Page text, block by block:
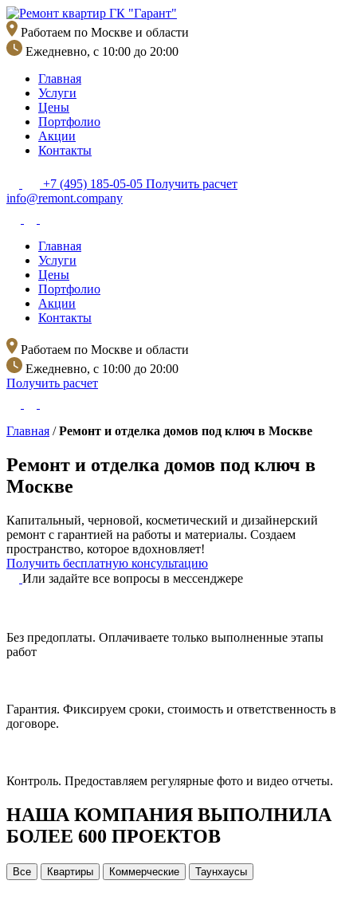
Перейти
к
содержимому
Работаем по Москве и области
Ежедневно, с 10:00 до 20:00
Главная
Услуги
Цены
Портфолио
Акции
Контакты
+7 (495) 185-05-05 Получить расчет
info@remont.company
Главная
Услуги
Цены
Портфолио
Акции
Контакты
Работаем по Москве и области
Ежедневно, с 10:00 до 20:00
Получить расчет
Главная /Ремонт и отделка домов под ключ в Москве
Ремонт и отделка домов под ключ в
Москве
Капитальный, черновой, косметический и дизайнерский
ремонт с гарантией на работы и материалы. Создаем
пространство, которое вдохновляет!
Получить бесплатную консультацию
Или задайте все вопросы в мессенджере
Без предоплаты. Оплачиваете только выполненные этапы
работ
Гарантия. Фиксируем сроки, стоимость и ответственность в
договоре.
Контроль. Предоставляем регулярные фото и видео отчеты.
НАША КОМПАНИЯ ВЫПОЛНИЛА
БОЛЕЕ 600 ПРОЕКТОВ
Все Квартиры Коммерческие Таунхаусы